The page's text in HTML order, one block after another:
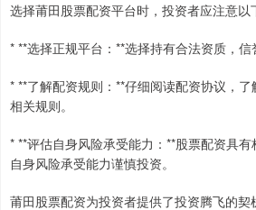
选择莆田股票配资平台时，投资者应注意以
* **选择正规平台：**选择持有合法资质，信
* **了解配资规则：**仔细阅读配资协议，
相关规则。
* **评估自身风险承受能力：**股票配资具
自身风险承受能力谨慎投资。
莆田股票配资为投资者提供了投资腾飞的